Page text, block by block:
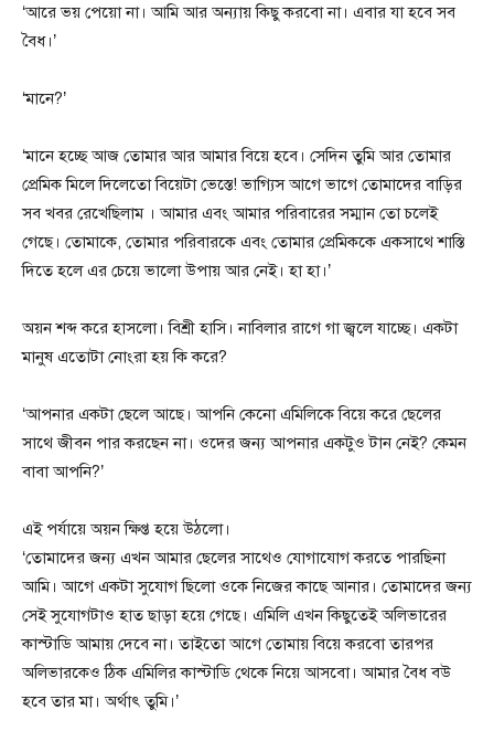
‘আরে ভয় পেয়ো না। আমি আর অন্যায় কিছু করবো না। এবার যা হবে সব
বৈধ।’
‘মানে?’
‘মানে হচ্ছে আজ তোমার আর আমার বিয়ে হবে। সেদিন তুমি আর তোমার
প্রেমিক মিলে দিলেতো বিয়েটা ভেস্তে! ভাগ্যিস আগে ভাগে তোমাদের বাড়ির
সব খবর রেখেছিলাম । আমার এবং আমার পরিবারের সম্মান তো চলেই
গেছে। তোমাকে, তোমার পরিবারকে এবং তোমার প্রেমিককে একসাথে শাস্তি
দিতে হলে এর চেয়ে ভালো উপায় আর নেই। হা হা।’
অয়ন শব্দ করে হাসলো। বিশ্রী হাসি। নাবিলার রাগে গা জ্বলে যাচ্ছে। একটা
মানুষ এতোটা নোংরা হয় কি করে?
‘আপনার একটা ছেলে আছে। আপনি কেনো এমিলিকে বিয়ে করে ছেলের
সাথে জীবন পার করছেন না। ওদের জন্য আপনার একটুও টান নেই? কেমন
বাবা আপনি?’
এই পর্যায়ে অয়ন ক্ষিপ্ত হয়ে উঠলো।
‘তোমাদের জন্য এখন আমার ছেলের সাথেও যোগাযোগ করতে পারছিনা
আমি। আগে একটা সুযোগ ছিলো ওকে নিজের কাছে আনার। তোমাদের জন্য
সেই সুযোগটাও হাত ছাড়া হয়ে গেছে। এমিলি এখন কিছুতেই অলিভারের
কাস্টাডি আমায় দেবে না। তাইতো আগে তোমায় বিয়ে করবো তারপর
অলিভারকেও ঠিক এমিলির কাস্টাডি থেকে নিয়ে আসবো। আমার বৈধ বউ
হবে তার মা। অর্থাৎ তুমি।’